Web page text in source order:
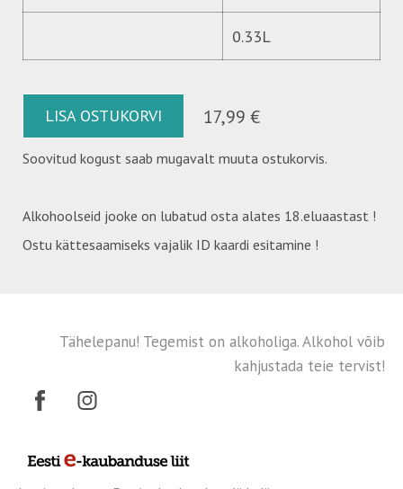
0.33L
LISA OSTUKORVI 17,99 €
Soovitud kogust saab mugavalt muuta ostukorvis.
Alkohoolseid jooke on lubatud osta alates 18.eluaastast !
Ostu kättesaamiseks vajalik ID kaardi esitamine !
Tähelepanu! Tegemist on alkoholiga. Alkohol võib
kahjustada teie tervist!